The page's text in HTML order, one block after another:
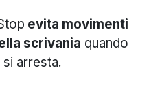
evita movimenti
scrivania quando
arresta.